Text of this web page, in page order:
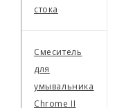
стока
Смеситель
для
умывальника
Сhrome II